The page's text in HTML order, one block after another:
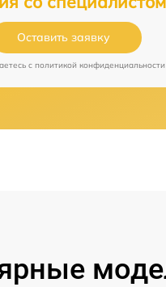
Оставить заявку
c политикой конфиденциальности